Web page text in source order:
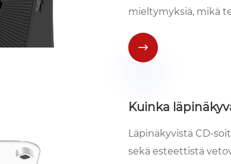
mieltymyksiä, mikä

Kuinka
Läpinäkyvistä CD-
sekä esteettistä